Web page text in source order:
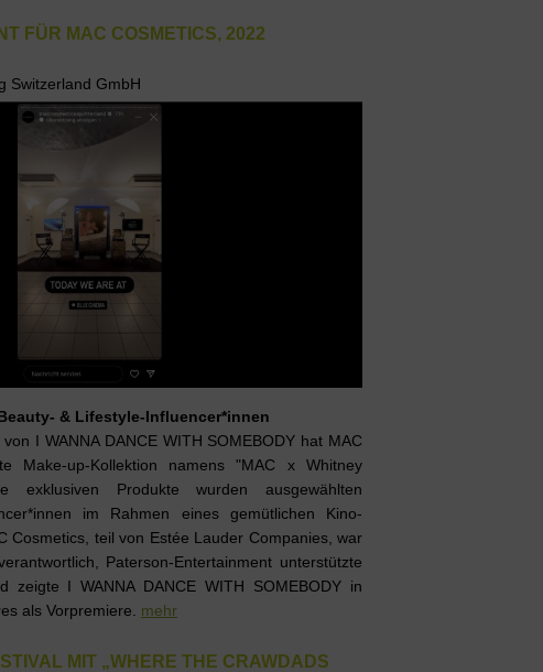
FÜR MAC COSMETICS, 2022
Switzerland GmbH
& Lifestyle-Influencer*innen
I WANNA DANCE WITH SOMEBODY hat MAC
Make-up-Kollektion namens "MAC x Whitney
exklusiven Produkte wurden ausgewählten
im Rahmen eines gemütlichen Kino-
Cosmetics, teil von Estée Lauder Companies, war
Paterson-Entertainment unterstützte
zeigte I WANNA DANCE WITH SOMEBODY in
als Vorpremiere. mehr
MIT „WHERE THE CRAWDADS